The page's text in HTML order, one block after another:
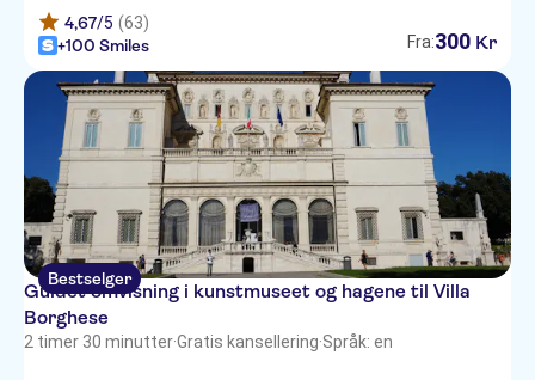
4,67/5 (63)
+100 Smiles
Fra:300 Kr
Bestselger
Guidet omvisning i kunstmuseet og hagene til Villa
Borghese
2 timer 30 minutter·Gratis kansellering·Språk: en